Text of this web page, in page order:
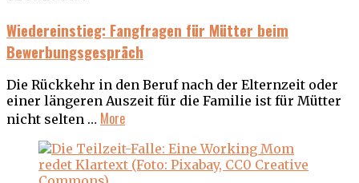
Wiedereinstieg: Fangfragen für Mütter beim
Bewerbungsgespräch
Die Rückkehr in den Beruf nach der Elternzeit oder
einer längeren Auszeit für die Familie ist für Mütter
nicht selten … More